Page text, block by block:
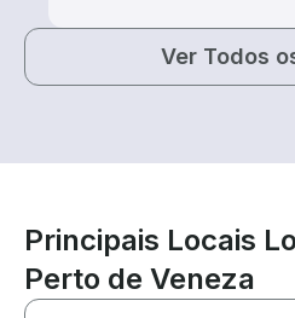
Ver Todos
Principais Locais
Perto de Veneza